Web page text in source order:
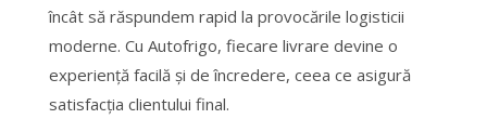
încât să răspundem rapid la provocările logisticii
moderne. Cu Autofrigo, fiecare livrare devine o
experiență facilă și de încredere, ceea ce asigură
satisfacția clientului final.